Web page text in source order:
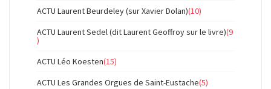
ACTU Laurent Beurdeley (sur Xavier Dolan)(10)
ACTU Laurent Sedel (dit Laurent Geoffroy sur le livre)(9
)
ACTU Léo Koesten(15)
ACTU Les Grandes Orgues de Saint-Eustache(5)